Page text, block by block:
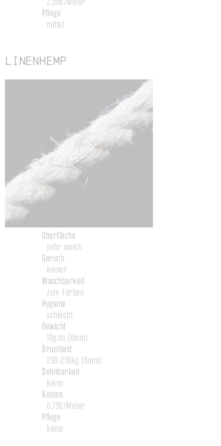
Pflege
mittel
Linenhemp
Oberfläche
sehr weich
Geruch
keiner
Waschbarkeit
zum Färben
Hygiene
schlecht
Gewicht
19g/m (6mm)
Bruchlast
200-250kg (6mm)
Dehnbarkeit
keine
Kosten
0,75€/Meter
Pflege
keine